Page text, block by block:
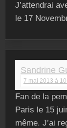
J’attendrai
le 17
Sandrine
7 mai 2013 à
Fan de la
Paris le 15
même. J’ai